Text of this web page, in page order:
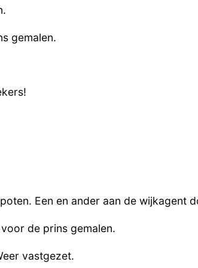
gemalen.
Een en ander aan de wijkagent
de prins gemalen.
vastgezet.